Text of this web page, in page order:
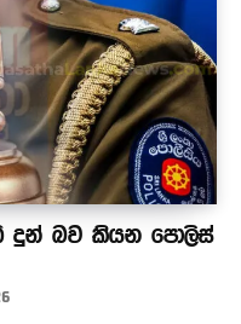
දුන් බව කියන පොලිස්